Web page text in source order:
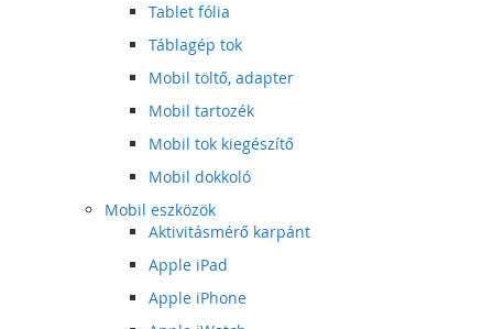
Tablet fólia
Táblagép tok
Mobil töltő, adapter
Mobil tartozék
Mobil tok kiegészítő
Mobil dokkoló
Mobil eszközök
Aktivitásmérő karpánt
Apple iPad
Apple iPhone